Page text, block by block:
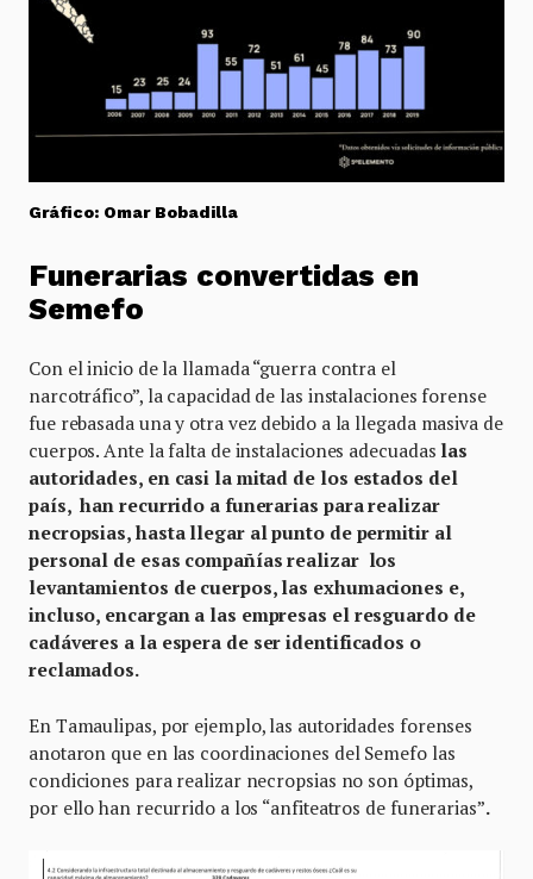
Gráfico: Omar Bobadilla
Funerarias convertidas en
Semefo
Con el inicio de la llamada “guerra contra el
narcotráfico”, la capacidad de las instalaciones forense
fue rebasada una y otra vez debido a la llegada masiva de
cuerpos. Ante la falta de instalaciones adecuadas las
autoridades, en casi la mitad de los estados del
país, han recurrido a funerarias para realizar
necropsias, hasta llegar al punto de permitir al
personal de esas compañías realizar los
levantamientos de cuerpos, las exhumaciones e,
incluso, encargan a las empresas el resguardo de
cadáveres a la espera de ser identificados o
reclamados.
En Tamaulipas, por ejemplo, las autoridades forenses
anotaron que en las coordinaciones del Semefo las
condiciones para realizar necropsias no son óptimas,
por ello han recurrido a los “anfiteatros de funerarias”.